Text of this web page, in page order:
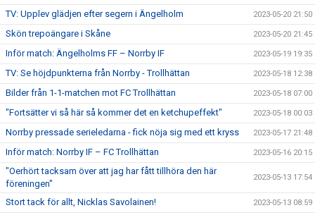
TV: Upplev glädjen efter segern i Ängelholm 2023-05-20 21:50
Skön trepoängare i Skåne 2023-05-20 21:45
Inför match: Ängelholms FF – Norrby IF 2023-05-19 19:35
TV: Se höjdpunkterna från Norrby - Trollhättan 2023-05-18 12:38
Bilder från 1-1-matchen mot FC Trollhättan 2023-05-18 07:00
"Fortsätter vi så här så kommer det en ketchupeffekt" 2023-05-18 00:03
Norrby pressade serieledarna - fick nöja sig med ett kryss 2023-05-17 21:48
Inför match: Norrby IF – FC Trollhättan 2023-05-16 20:15
"Oerhört tacksam över att jag har fått tillhöra den här
föreningen"
2023-05-13 17:54
Stort tack för allt, Nicklas Savolainen! 2023-05-13 08:59